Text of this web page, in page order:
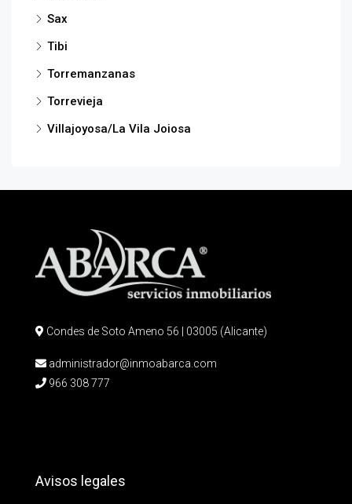
Sax
Tibi
Torremanzanas
Torrevieja
Villajoyosa/La Vila Joiosa
Condes de Soto Ameno 56 | 03005 (Alicante)
administrador@inmoabarca.com
966 308 777
Avisos legales